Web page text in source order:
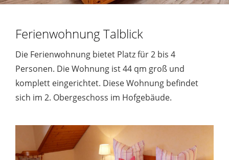
Ferienwohnung Talblick
Die Ferienwohnung bietet Platz für 2 bis 4
Personen. Die Wohnung ist 44 qm groß und
komplett eingerichtet. Diese Wohnung befindet
sich im 2. Obergeschoss im Hofgebäude.